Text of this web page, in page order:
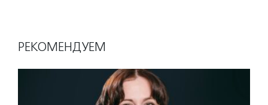
РЕКОМЕНДУЕМ